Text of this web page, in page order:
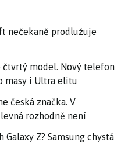
nečekaně prodlužuje
čtvrtý model. Nový telefon
masy i Ultra elitu
česká značka. V
rozhodně není
Z? Samsung chystá